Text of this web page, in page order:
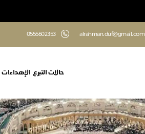
alrahman.duf@gmail.com
‎0555602353
حالات التبرع الإهداءات